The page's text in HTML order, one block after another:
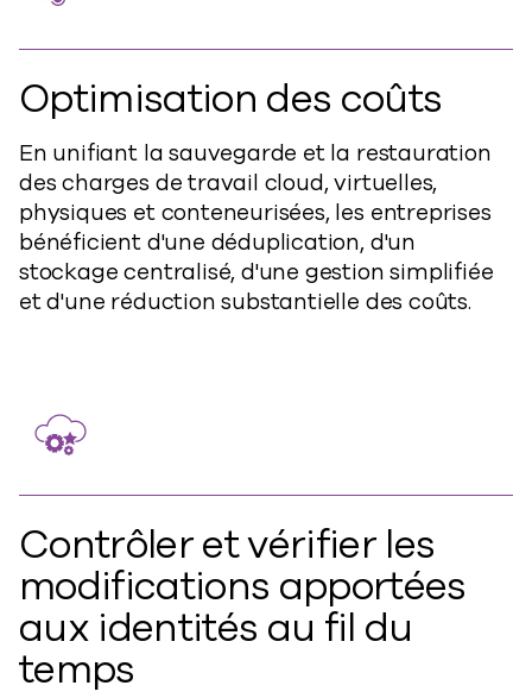
Optimisation des coûts
En unifiant la sauvegarde et la restauration
des charges de travail cloud, virtuelles,
physiques et conteneurisées, les entreprises
bénéficient d'une déduplication, d'un
stockage centralisé, d'une gestion simplifiée
et d'une réduction substantielle des coûts.
Contrôler et vérifier les
modifications apportées
aux identités au fil du
temps